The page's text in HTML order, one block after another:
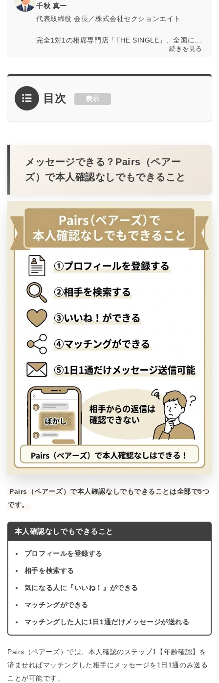
千秋 真一
代表取締役 会長／株式会社セクションエイト
完全1対1の相席専門店「THE SINGLE」、全国に店
舗を展開する「相席屋」、お酒もスポーツも無限に
出会いのテーマにした事業を展開する株式会社セク
多様な出会いの形を創出し、誰もが自然に人とつな
クスタンド
続きを見る
目次 表示
メッセージできる？Pairs（ペアー
ズ）で本人確認なしでもできること
Pairs（ペアーズ）で本人確認なしでもできることは全部で5つ
です。
本人確認なしでもできること
プロフィールを登録する
相手を検索する
気になる人に『いいね！』ができる
マッチングができる
マッチングした人に1日1通だけメッセージが送れる
Pairs（ペアーズ）では、本人確認のステップ1【年齢確認】を
済ませればマッチングした相手にメッセージを1日1通のみ送る
ことが可能です。